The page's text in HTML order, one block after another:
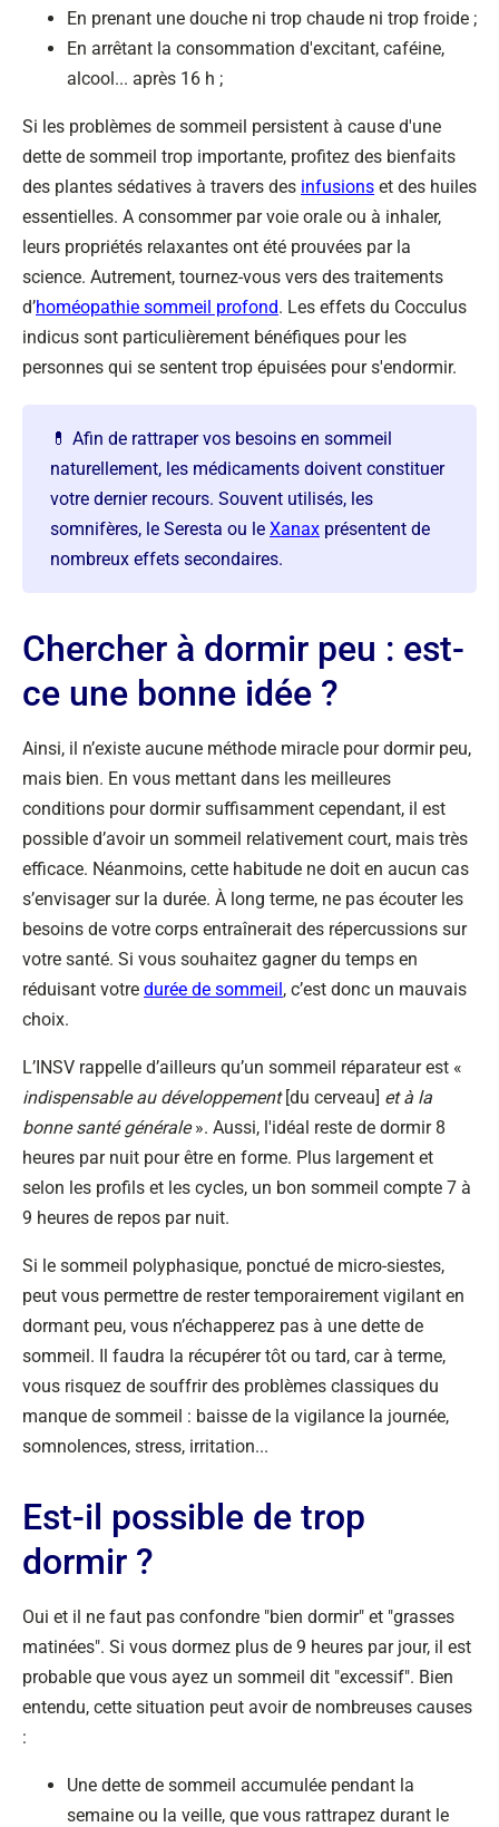
En prenant une douche ni trop chaude ni trop froide ;
En arrêtant la consommation d'excitant, caféine,
alcool... après 16 h ;
Si les problèmes de sommeil persistent à cause d'une
dette de sommeil trop importante, profitez des bienfaits
des plantes sédatives à travers des infusions et des huiles
essentielles. A consommer par voie orale ou à inhaler,
leurs propriétés relaxantes ont été prouvées par la
science. Autrement, tournez-vous vers des traitements
d’homéopathie sommeil profond. Les effets du Cocculus
indicus sont particulièrement bénéfiques pour les
personnes qui se sentent trop épuisées pour s'endormir.
💊 Afin de rattraper vos besoins en sommeil
naturellement, les médicaments doivent constituer
votre dernier recours. Souvent utilisés, les
somnifères, le Seresta ou le Xanax présentent de
nombreux effets secondaires.
Chercher à dormir peu : est-
ce une bonne idée ?
Ainsi, il n’existe aucune méthode miracle pour dormir peu,
mais bien. En vous mettant dans les meilleures
conditions pour dormir suffisamment cependant, il est
possible d’avoir un sommeil relativement court, mais très
efficace. Néanmoins, cette habitude ne doit en aucun cas
s’envisager sur la durée. À long terme, ne pas écouter les
besoins de votre corps entraînerait des répercussions sur
votre santé. Si vous souhaitez gagner du temps en
réduisant votre durée de sommeil, c’est donc un mauvais
choix.
L’INSV rappelle d’ailleurs qu’un sommeil réparateur est «
indispensable au développement [du cerveau] et à la
bonne santé générale». Aussi, l'idéal reste de dormir 8
heures par nuit pour être en forme. Plus largement et
selon les profils et les cycles, un bon sommeil compte 7 à
9 heures de repos par nuit.
Si le sommeil polyphasique, ponctué de micro-siestes,
peut vous permettre de rester temporairement vigilant en
dormant peu, vous n’échapperez pas à une dette de
sommeil. Il faudra la récupérer tôt ou tard, car à terme,
vous risquez de souffrir des problèmes classiques du
manque de sommeil : baisse de la vigilance la journée,
somnolences, stress, irritation...
Est-il possible de trop
dormir ?
Oui et il ne faut pas confondre "bien dormir" et "grasses
matinées". Si vous dormez plus de 9 heures par jour, il est
probable que vous ayez un sommeil dit "excessif". Bien
entendu, cette situation peut avoir de nombreuses causes
:
Une dette de sommeil accumulée pendant la
semaine ou la veille, que vous rattrapez durant le